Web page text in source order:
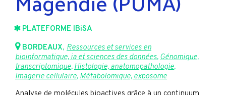
PLATEFORME IBiSA
BORDEAUX, Ressources et services en
bioinformatique, ia et sciences des données, Génomique,
transcriptomique, Histologie, anatomopathologie,
Imagerie cellulaire, Métabolomique, exposome